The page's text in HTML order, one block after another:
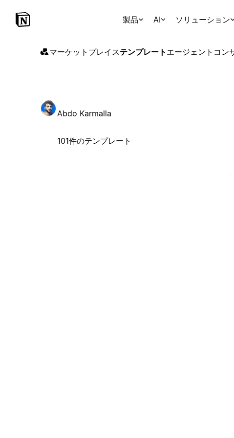
製品 AI ソリューション
マーケットプレイステンプレート エージェント コン
Abdo Karmalla
101件のテンプレート